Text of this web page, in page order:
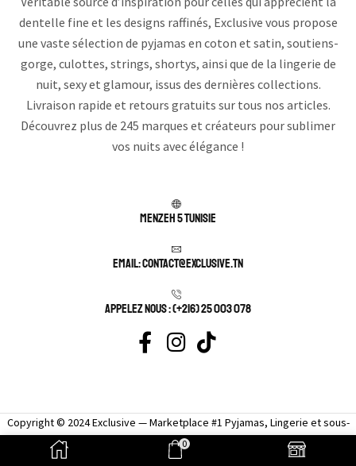
dentelle fine et les designs raffinés, Exclusive vous propose
une vaste sélection de pyjamas en coton et satin, soutiens-
gorge, culottes, strings, shortys, ainsi que de la lingerie de
nuit, sexy et glamour, issus des dernières collections.
Livraison rapide et retours gratuits sur tous nos articles.
Découvrez plus de 245 marques et créateurs pour sublimer
vos nuits avec élégance !
Menzeh 5 TUNISIE
Email: contact@exclusive.tn
APPELEZ NOUS : (+216) 25 003 078
Copyright © 2024 Exclusive — Marketplace #1 Pyjamas, Lingerie et sous-
vêtement femme sexy.
0